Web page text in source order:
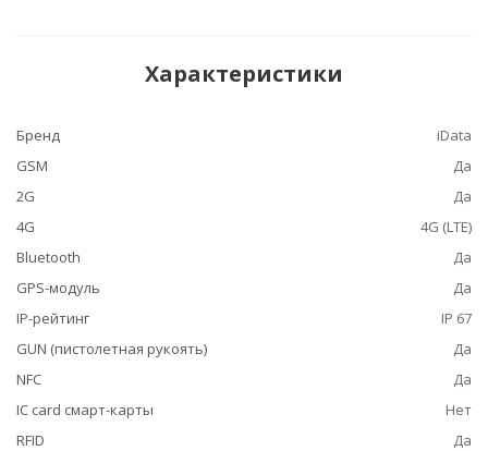
Характеристики
Бренд
iData
GSM
Да
2G
Да
4G
4G (LTE)
Bluetooth
Да
GPS-модуль
Да
IP-рейтинг
IP 67
GUN (пистолетная рукоять)
Да
NFC
Да
IC card смарт-карты
Нет
RFID
Да